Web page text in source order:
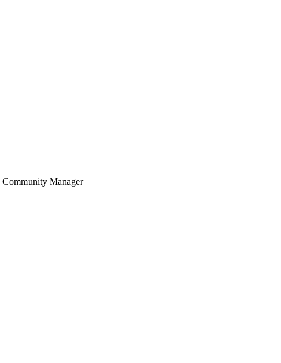
Community Manager